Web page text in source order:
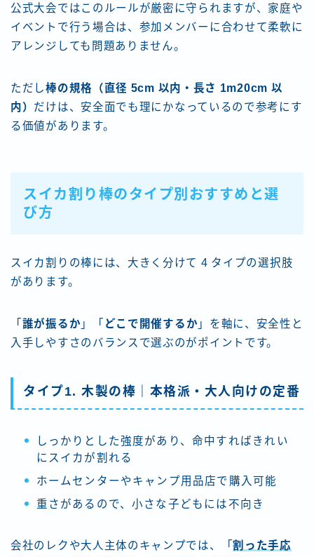
公式大会ではこのルールが厳密に守られますが、家庭や
イベントで行う場合は、参加メンバーに合わせて柔軟に
アレンジしても問題ありません。
ただし棒の規格（直径 5cm 以内・長さ 1m20cm 以
内） だけは、安全面でも理にかなっているので参考にす
る価値があります。
スイカ割り棒のタイプ別おすすめと選
び方
スイカ割りの棒には、大きく分けて 4 タイプの選択肢
があります。
「 誰が振るか 」「 どこで開催するか 」を軸に、安全性と
入手しやすさのバランスで選ぶのがポイントです。
タイプ1. 木製の棒｜本格派・大人向けの定番
しっかりとした強度があり、命中すればきれい
にスイカが割れる
ホームセンターやキャンプ用品店で購入可能
重さがあるので、小さな子どもには不向き
会社のレクや大人主体のキャンプでは、「割った手応